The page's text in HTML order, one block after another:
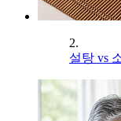
2.
설탕 vs